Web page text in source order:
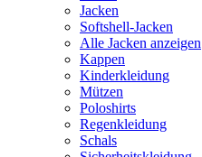
Jacken
Softshell-Jacken
Alle Jacken anzeigen
Kappen
Kinderkleidung
Mützen
Poloshirts
Regenkleidung
Schals